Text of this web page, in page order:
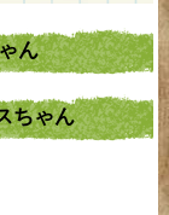
ん
ちゃん